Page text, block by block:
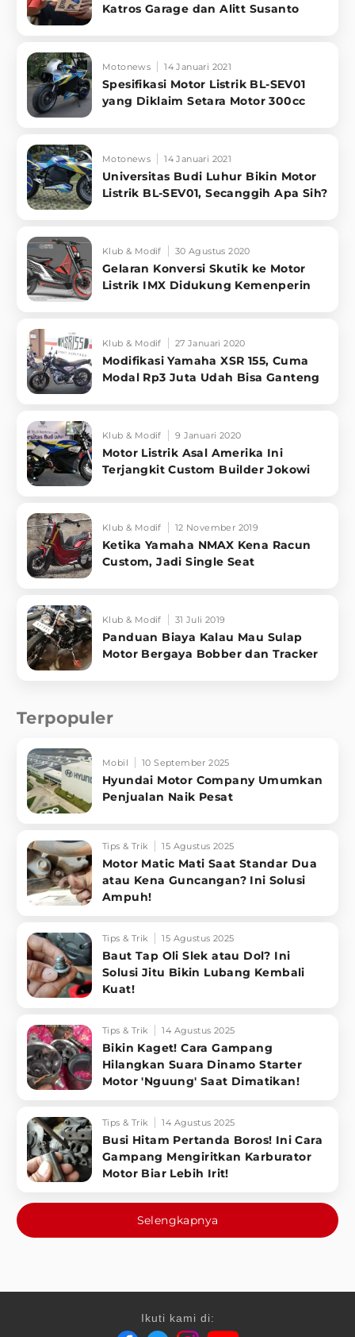
Katros Garage dan Alitt Susanto
Motonews 14 Januari 2021
Spesifikasi Motor Listrik BL-SEV01
yang Diklaim Setara Motor 300cc
Motonews 14 Januari 2021
Universitas Budi Luhur Bikin Motor
Listrik BL-SEV01, Secanggih Apa Sih?
Klub & Modif 30 Agustus 2020
Gelaran Konversi Skutik ke Motor
Listrik IMX Didukung Kemenperin
Klub & Modif 27 Januari 2020
Modifikasi Yamaha XSR 155, Cuma
Modal Rp3 Juta Udah Bisa Ganteng
Klub & Modif 9 Januari 2020
Motor Listrik Asal Amerika Ini
Terjangkit Custom Builder Jokowi
Klub & Modif 12 November 2019
Ketika Yamaha NMAX Kena Racun
Custom, Jadi Single Seat
Klub & Modif 31 Juli 2019
Panduan Biaya Kalau Mau Sulap
Motor Bergaya Bobber dan Tracker
Terpopuler
Mobil 10 September 2025
Hyundai Motor Company Umumkan
Penjualan Naik Pesat
Tips & Trik 15 Agustus 2025
Motor Matic Mati Saat Standar Dua
atau Kena Guncangan? Ini Solusi
Ampuh!
Tips & Trik 15 Agustus 2025
Baut Tap Oli Slek atau Dol? Ini
Solusi Jitu Bikin Lubang Kembali
Kuat!
Tips & Trik 14 Agustus 2025
Bikin Kaget! Cara Gampang
Hilangkan Suara Dinamo Starter
Motor 'Nguung' Saat Dimatikan!
Tips & Trik 14 Agustus 2025
Busi Hitam Pertanda Boros! Ini Cara
Gampang Mengiritkan Karburator
Motor Biar Lebih Irit!
Selengkapnya
Ikuti kami di: